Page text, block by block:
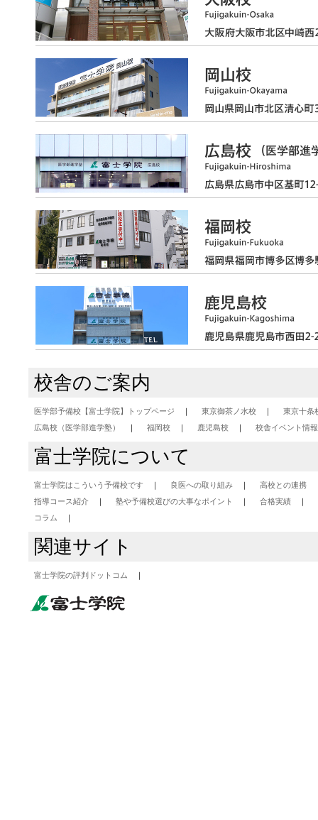
校舎のご案内
医学部予備校【富士学院】トップページ 東京御茶ノ水校
東京十条
広島校（医学部進学塾）
福岡校 鹿児島校 校舎イベント情報
富士学院について
富士学院はこういう予備校です 良医への取り組み
高校との連携
指導コース紹介
塾や予備校選びの大事なポイント
合格実績
コラム
関連サイト
富士学院の評判ドットコム